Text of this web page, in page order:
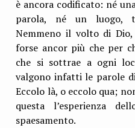
è ancora codificato: né
parola, né un luogo,
Nemmeno il volto di
forse ancor più che per
che si sottrae a ogni
valgono infatti le parole
Eccolo là, o eccolo qua;
questa l’esperienza
spaesamento.